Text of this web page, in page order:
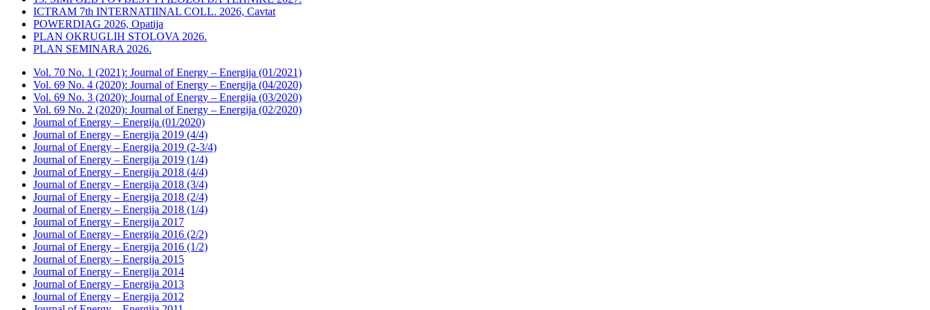
ICTRAM 7th INTERNATIINAL COLL. 2026, Cavtat
POWERDIAG 2026, Opatija
PLAN OKRUGLIH STOLOVA 2026.
PLAN SEMINARA 2026.
Vol. 70 No. 1 (2021): Journal of Energy – Energija (01/2021)
Vol. 69 No. 4 (2020): Journal of Energy – Energija (04/2020)
Vol. 69 No. 3 (2020): Journal of Energy – Energija (03/2020)
Vol. 69 No. 2 (2020): Journal of Energy – Energija (02/2020)
Journal of Energy – Energija (01/2020)
Journal of Energy – Energija 2019 (4/4)
Journal of Energy – Energija 2019 (2-3/4)
Journal of Energy – Energija 2019 (1/4)
Journal of Energy – Energija 2018 (4/4)
Journal of Energy – Energija 2018 (3/4)
Journal of Energy – Energija 2018 (2/4)
Journal of Energy – Energija 2018 (1/4)
Journal of Energy – Energija 2017
Journal of Energy – Energija 2016 (2/2)
Journal of Energy – Energija 2016 (1/2)
Journal of Energy – Energija 2015
Journal of Energy – Energija 2014
Journal of Energy – Energija 2013
Journal of Energy – Energija 2012